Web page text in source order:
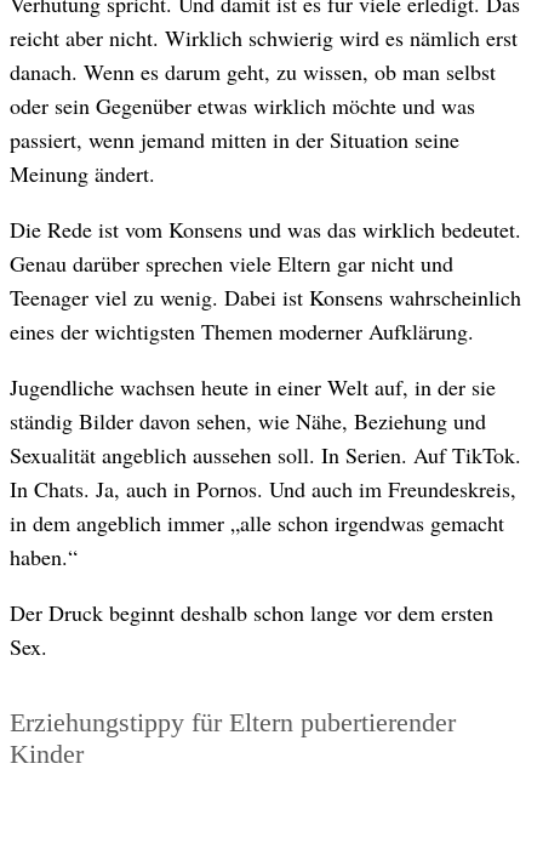
reicht aber nicht. Wirklich schwierig wird es nämlich erst
danach. Wenn es darum geht, zu wissen, ob man selbst
oder sein Gegenüber etwas wirklich möchte und was
passiert, wenn jemand mitten in der Situation seine
Meinung ändert.
Die Rede ist vom Konsens und was das wirklich bedeutet.
Genau darüber sprechen viele Eltern gar nicht und
Teenager viel zu wenig. Dabei ist Konsens wahrscheinlich
eines der wichtigsten Themen moderner Aufklärung.
Jugendliche wachsen heute in einer Welt auf, in der sie
ständig Bilder davon sehen, wie Nähe, Beziehung und
Sexualität angeblich aussehen soll. In Serien. Auf TikTok.
In Chats. Ja, auch in Pornos. Und auch im Freundeskreis,
in dem angeblich immer „alle schon irgendwas gemacht
haben.“
Der Druck beginnt deshalb schon lange vor dem ersten
Sex.
Erziehungstippy für Eltern pubertierender
Kinder